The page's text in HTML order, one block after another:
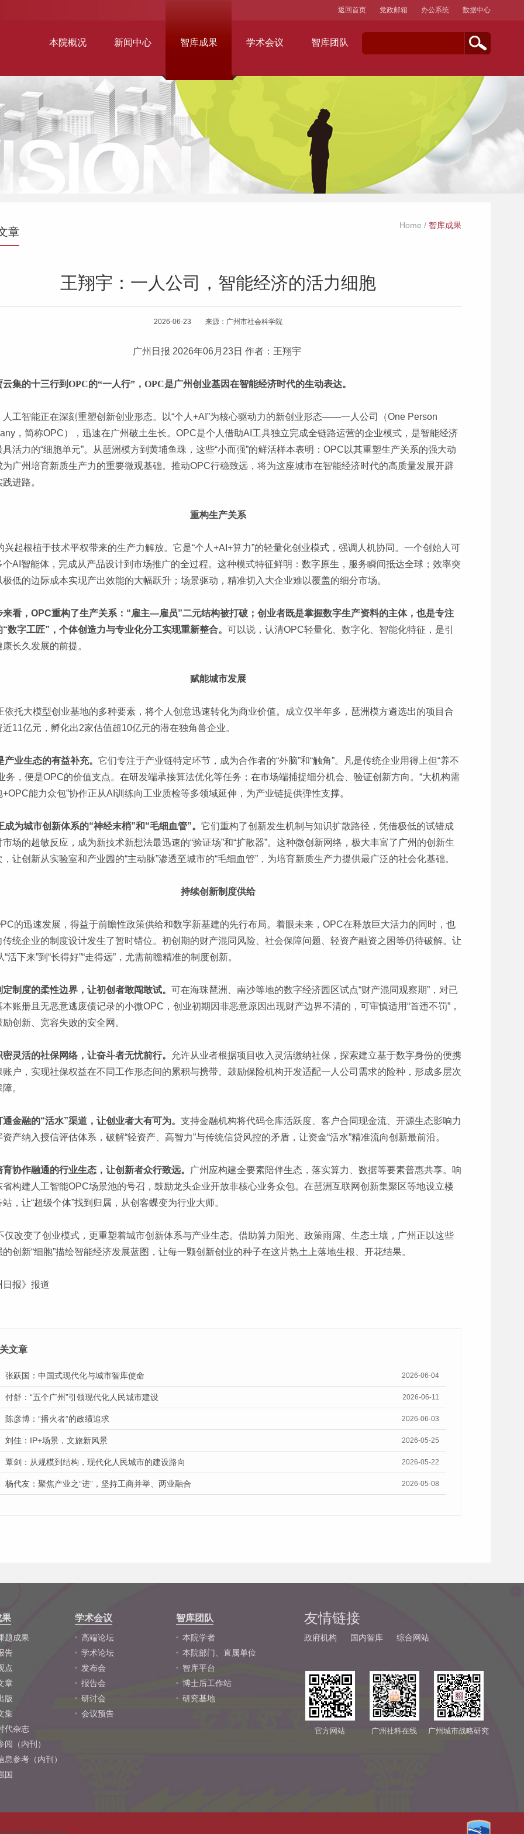
本院概况 新闻中心 智库成果 学术会议 智库团队
返回首页 党政邮箱 办公系统 数据中心
章
Home / 智库成果
王翔宇：一人公司，智能经济的活力细胞
2026-06-23 来源：广州市社会科学院
广州日报 2026年06月23日 作者：王翔宇
云集的十三行到OPC的“一人行”，OPC是广州创业基因在智能经济时代的生动表达。
人工智能正在深刻重塑创新创业形态。以“个人+AI”为核心驱动力的新创业形态——一人公司（One Person
，简称OPC），迅速在广州破土生长。OPC是个人借助AI工具独立完成全链路运营的企业模式，是智能经济
具活力的“细胞单元”。从琶洲模方到黄埔鱼珠，这些“小而强”的鲜活样本表明：OPC以其重塑生产关系的强大动
为广州培育新质生产力的重要微观基础。推动OPC行稳致远，将为这座城市在智能经济时代的高质量发展开辟
进路。
重构生产关系
兴起根植于技术平权带来的生产力解放。它是“个人+AI+算力”的轻量化创业模式，强调人机协同。一个创始人可
个AI智能体，完成从产品设计到市场推广的全过程。这种模式特征鲜明：数字原生，服务瞬间抵达全球；效率突
极低的边际成本实现产出效能的大幅跃升；场景驱动，精准切入大企业难以覆盖的细分市场。
来看，OPC重构了生产关系：“雇主—雇员”二元结构被打破；创业者既是掌握数字生产资料的主体，也是专注
“数字工匠”，个体创造力与专业化分工实现重新整合。 可以说，认清OPC轻量化、数字化、智能化特征，是引
长久发展的前提。
赋能城市发展
依托大模型创业基地的多种要素，将个人创意迅速转化为商业价值。成立仅半年多，琶洲模方遴选出的项目合
近11亿元，孵化出2家估值超10亿元的潜在独角兽企业。
产业生态的有益补充。 它们专注于产业链特定环节，成为合作者的“外脑”和“触角”。凡是传统企业用得上但“养不
务，便是OPC的价值支点。在研发端承接算法优化等任务；在市场端捕捉细分机会、验证创新方向。“大机构需
+OPC能力众包”协作正从AI训练向工业质检等多领域延伸，为产业链提供弹性支撑。
成为城市创新体系的“神经末梢”和“毛细血管”。 它们重构了创新发生机制与知识扩散路径，凭借极低的试错成
市场的超敏反应，成为新技术新想法最迅速的“验证场”和“扩散器”。这种微创新网络，极大丰富了广州的创新生
，让创新从实验室和产业园的“主动脉”渗透至城市的“毛细血管”，为培育新质生产力提供最广泛的社会化基础。
持续创新制度供给
的迅速发展，得益于前瞻性政策供给和数字新基建的先行布局。着眼未来，OPC在释放巨大活力的同时，也
传统企业的制度设计发生了暂时错位。初创期的财产混同风险、社会保障问题、轻资产融资之困等仍待破解。让
“活下来”到“长得好”“走得远”，尤需前瞻精准的制度创新。
定制度的柔性边界，让初创者敢闯敢试。 可在海珠琶洲、南沙等地的数字经济园区试点“财产混同观察期”，对已
本账册且无恶意逃废债记录的小微OPC，创业初期因非恶意原因出现财产边界不清的，可审慎适用“首违不罚”，
创新、宽容失败的安全网。
密灵活的社保网络，让奋斗者无忧前行。
允许从业者根据项目收入灵活缴纳社保，探索建立基于数字身份的便携
账户，实现社保权益在不同工作形态间的累积与携带。鼓励保险机构开发适配一人公司需求的险种，形成多层次
。
通金融的“活水”渠道，让创业者大有可为。 支持金融机构将代码仓库活跃度、客户合同现金流、开源生态影响力
资产纳入授信评估体系，破解“轻资产、高智力”与传统信贷风控的矛盾，让资金“活水”精准流向创新最前沿。
育协作融通的行业生态，让创新者众行致远。
广州应构建全要素陪伴生态，落实算力、数据等要素普惠共享。响
省构建人工智能OPC场景池的号召，鼓励龙头企业开放非核心业务众包。在琶洲互联网创新集聚区等地设立楼
，让“超级个体”找到归属，从创客蝶变为行业大师。
仅改变了创业模式，更重塑着城市创新体系与产业生态。借助算力阳光、政策雨露、生态土壤，广州正以这些
的创新“细胞”描绘智能经济发展蓝图，让每一颗创新创业的种子在这片热土上落地生根、开花结果。
日报》报道
文章
张跃国：中国式现代化与城市智库使命 2026-06-04
付舒：“五个广州”引领现代化人民城市建设 2026-06-11
陈彦博：“播火者”的政绩追求 2026-06-03
刘佳：IP+场景，文旅新风景 2026-05-25
覃剑：从规模到结构，现代化人民城市的建设路向 2026-05-22
杨代友：聚焦产业之“进”，坚持工商并举、两业融合 2026-05-08
题成果
告
点
章
版
集
代杂志
阅（内刊）
息参考（内刊）
国
学术会议
高端论坛
学术论坛
发布会
报告会
研讨会
会议预告
智库团队
本院学者
本院部门、直属单位
智库平台
博士后工作站
研究基地
友情链接
政府机构 国内智库 综合网站
官方网站 广州社科在线 广州城市战略研究